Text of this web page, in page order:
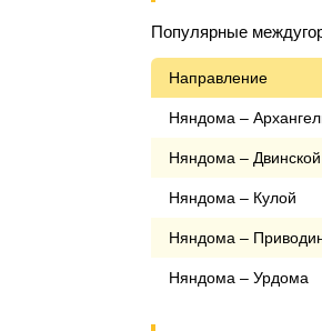
Популярные
Направление
Няндома –
Няндома – Двинской
Няндома – Кулой
Няндома –
Няндома – Урдома